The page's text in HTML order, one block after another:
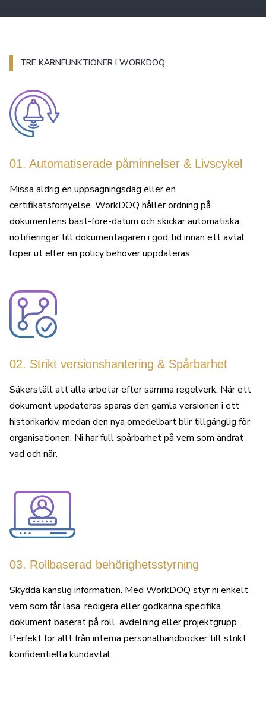
TRE KÄRNFUNKTIONER I WORKDOQ
01. Automatiserade påminnelser & Livscykel
Missa aldrig en uppsägningsdag eller en
certifikatsförnyelse. WorkDOQ håller ordning på
dokumentens bäst-före-datum och skickar automatiska
notifieringar till dokumentägaren i god tid innan ett avtal
löper ut eller en policy behöver uppdateras.
02. Strikt versionshantering & Spårbarhet
Säkerställ att alla arbetar efter samma regelverk. När ett
dokument uppdateras sparas den gamla versionen i ett
historikarkiv, medan den nya omedelbart blir tillgänglig för
organisationen. Ni har full spårbarhet på vem som ändrat
vad och när.
03. Rollbaserad behörighetsstyrning
Skydda känslig information. Med WorkDOQ styr ni enkelt
vem som får läsa, redigera eller godkänna specifika
dokument baserat på roll, avdelning eller projektgrupp.
Perfekt för allt från interna personalhandböcker till strikt
konfidentiella kundavtal.